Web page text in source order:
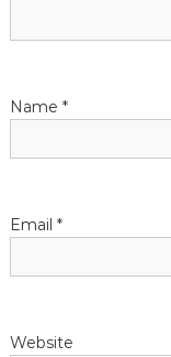
o
Name *
Email *
Website